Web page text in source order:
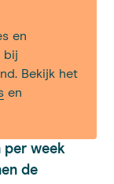
en
bij
Bekijk het
en
per week
de